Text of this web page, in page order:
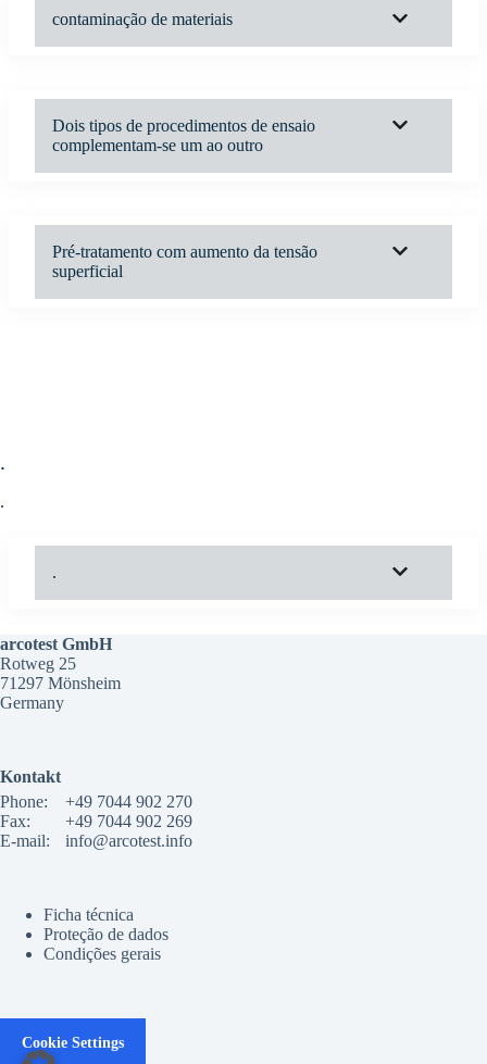
contaminação de materiais
Dois tipos de procedimentos de ensaio
complementam-se um ao outro
Pré-tratamento com aumento da tensão
superficial
.
.
.
arcotest GmbH
Rotweg 25
71297 Mönsheim
Germany
Kontakt
Phone:
+49 7044 902 270
Fax:
+49 7044 902 269
E-mail:
info@arcotest.info
Ficha técnica
Proteção de dados
Condições gerais
Cookie Settings